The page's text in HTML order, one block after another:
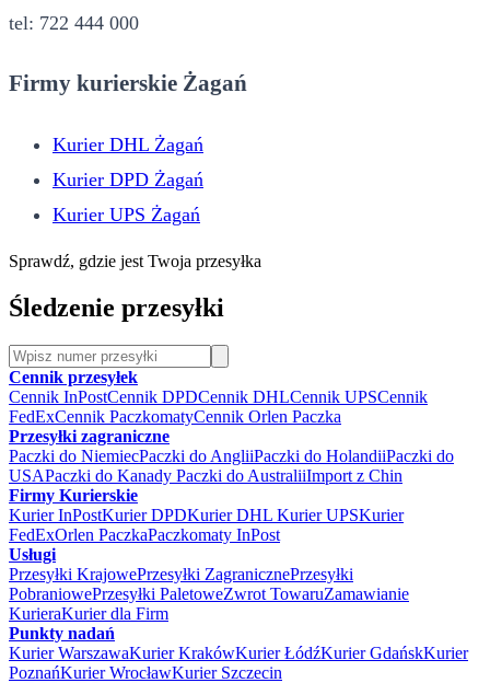
tel: 722 444 000
Firmy kurierskie Żagań
Kurier DHL Żagań
Kurier DPD Żagań
Kurier UPS Żagań
Sprawdź, gdzie jest Twoja przesyłka
Śledzenie przesyłki
Cennik przesyłek
Cennik InPostCennik DPDCennik DHLCennik UPSCennik
FedExCennik PaczkomatyCennik Orlen Paczka
Przesyłki zagraniczne
Paczki do NiemiecPaczki do AngliiPaczki do HolandiiPaczki do
USAPaczki do Kanady Paczki do AustraliiImport z Chin
Firmy Kurierskie
Kurier InPostKurier DPDKurier DHL Kurier UPSKurier
FedExOrlen PaczkaPaczkomaty InPost
Usługi
Przesyłki KrajowePrzesyłki ZagranicznePrzesyłki
PobraniowePrzesyłki PaletoweZwrot TowaruZamawianie
KurieraKurier dla Firm
Punkty nadań
Kurier WarszawaKurier KrakówKurier ŁódźKurier GdańskKurier
PoznańKurier WrocławKurier Szczecin